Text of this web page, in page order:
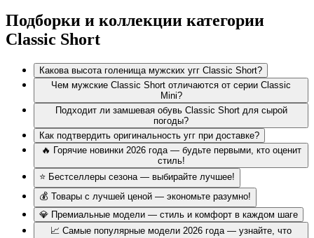
Модель
голенища
посадка
детали
Classic
20.3 см (8
Classic
Mini
14.0 см (5.5
дюймов)
Закрывает
щиколотку
Тканевая петелька
(пуллер) на заднике
Classic
Ultra Mini
9.5 см (3.75
дюйма)
Чуть выше
лодыжки
Асимметричный срез,
петелька сзади
Материалы и технологии подошвы
В оригинальной обуви UGG используется подошва Treadlite
из лёгкого полимера на основе EVA. Она сохраняет гибкость
при температуре до –30 °C, амортизирует шаги и не скользит.
Анатомическая стелька UGGplush из натуральной шерсти и
лиоцелла подстраивается под форму стопы.
Подборки и коллекции категории
Classic Short
Какова высота голенища мужских угг Classic Short?
Чем мужские Classic Short отличаются от серии Classic
Mini?
Подходит ли замшевая обувь Classic Short для сырой
погоды?
Как подтвердить оригинальность угг при доставке?
🔥 Горячие новинки 2026 года — будьте первыми, кто оценит
стиль!
⭐ Бестселлеры сезона — выбирайте лучшее!
💰 Товары с лучшей ценой — экономьте разумно!
💎 Премиальные модели — стиль и комфорт в каждом шаге
📈 Самые популярные модели 2026 года — узнайте, что